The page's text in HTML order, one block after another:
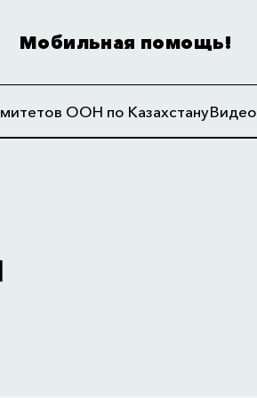
Мобильная помощь!
ООН по КазахстануВидео